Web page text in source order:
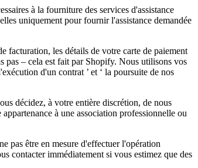
à la fourniture des services d'assistance
uniquement pour fournir l'assistance demandée
facturation, les détails de votre carte de paiement
pas – cela est fait par Shopify. Nous utilisons vos
d'un contrat ’ et ‘ la poursuite de nos
décidez, à votre entière discrétion, de nous
à une association professionnelle ou
pas être en mesure d'effectuer l'opération
contacter immédiatement si vous estimez que des